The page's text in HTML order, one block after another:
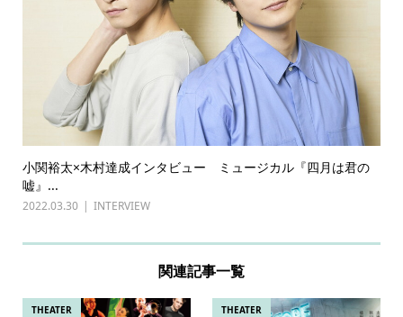
小関裕太×木村達成インタビュー ミュージカル『四月は君の
嘘』...
2022.03.30 INTERVIEW
関連記事一覧
THEATER THEATER